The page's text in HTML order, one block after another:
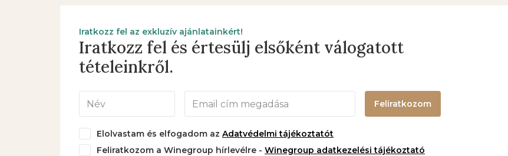
Iratkozz fel az exkluzív ajánlatainkért!
Iratkozz fel és értesülj elsőként válogatott
tételeinkről.
Feliratkozom
Elolvastam és elfogadom az Adatvédelmi tájékoztatót
Feliratkozom a Winegroup hírlevélre - Winegroup adatkezelési tájékoztató